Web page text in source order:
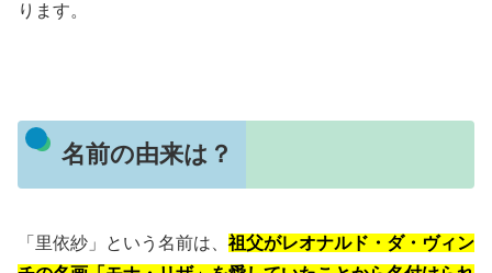
ります。
名前の由来は？
「里依紗」という名前は、 祖父がレオナルド・ダ・ヴィン